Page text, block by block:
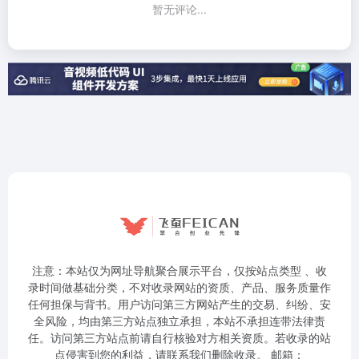
暂无评论...
注意：本站仅为网址导航聚合展示平台，仅按站点类型 、收
录时间做基础分类，不对收录网站的资质、产品、服务质量作
任何担保与背书。用户访问第三方网站产生的交易、纠纷、安
全风险，均由第三方站点独立承担，本站不承担连带法律责
任。访问第三方站点前请自行核验对方相关资质。若收录的站
点侵害到您的利益，请联系我们删除收录。 邮箱：